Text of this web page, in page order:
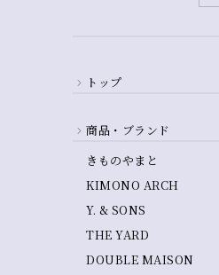
トップ
商品・ブランド
きものやまと
KIMONO ARCH
Y. & SONS
THE YARD
DOUBLE MAISON